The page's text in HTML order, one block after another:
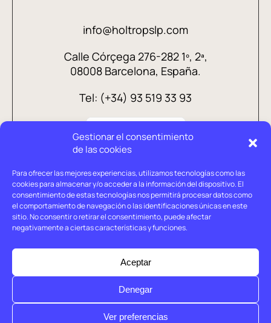
Gestionar el consentimiento
de las cookies
Para ofrecer las mejores experiencias, utilizamos tecnologías como las
cookies para almacenar y/o acceder a la información del dispositivo. El
consentimiento de estas tecnologías nos permitirá procesar datos como
el comportamiento de navegación o las identificaciones únicas en este
sitio. No consentir o retirar el consentimiento, puede afectar
negativamente a ciertas características y funciones.
Aceptar
Denegar
Ver preferencias
info@holtropslp.com
Calle Córçega 276-282 1º, 2ª,
08008 Barcelona, España.
Tel: (+34) 93 519 33 93
© Holtrop 2026
Aviso legal
Política de privacidad
Política de cookies